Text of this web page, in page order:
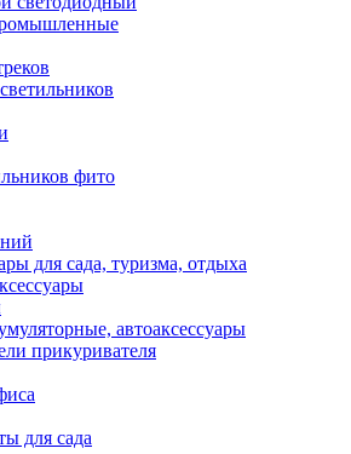
фито
для сада, туризма, отдыха
автоаксессуары
прикуривателя
для сада